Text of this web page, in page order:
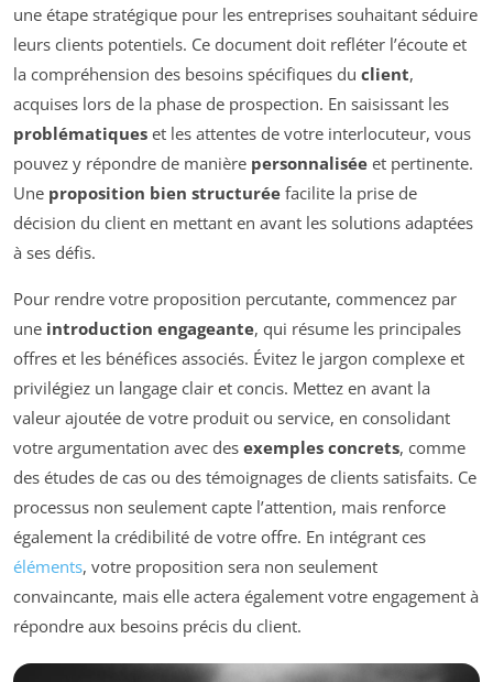
une étape stratégique pour les entreprises souhaitant séduire
leurs clients potentiels. Ce document doit refléter l’écoute et
la compréhension des besoins spécifiques du client,
acquises lors de la phase de prospection. En saisissant les
problématiques et les attentes de votre interlocuteur, vous
pouvez y répondre de manière personnalisée et pertinente.
Une proposition bien structurée facilite la prise de
décision du client en mettant en avant les solutions adaptées
à ses défis.
Pour rendre votre proposition percutante, commencez par
une introduction engageante, qui résume les principales
offres et les bénéfices associés. Évitez le jargon complexe et
privilégiez un langage clair et concis. Mettez en avant la
valeur ajoutée de votre produit ou service, en consolidant
votre argumentation avec des exemples concrets, comme
des études de cas ou des témoignages de clients satisfaits. Ce
processus non seulement capte l’attention, mais renforce
également la crédibilité de votre offre. En intégrant ces
éléments, votre proposition sera non seulement
convaincante, mais elle actera également votre engagement à
répondre aux besoins précis du client.